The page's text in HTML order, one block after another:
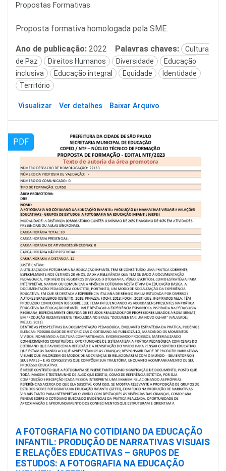
Propostas Formativas
Proposta formativa homologada pela SME.
Ano de publicação: 2022 Palavras chaves:
Cultura
de Paz
Direitos Humanos Diversidade
Educação
inclusiva
Educação integral Equidade
Identidade
Território
Visualizar Ver detalhes Baixar Arquivo
PDF
A FOTOGRAFIA NO COTIDIANO DA EDUCAÇÃO
INFANTIL: PRODUÇÃO DE NARRATIVAS VISUAIS
E RELAÇÕES EDUCATIVAS – GRUPOS DE
ESTUDOS: A FOTOGRAFIA NA EDUCAÇÃO